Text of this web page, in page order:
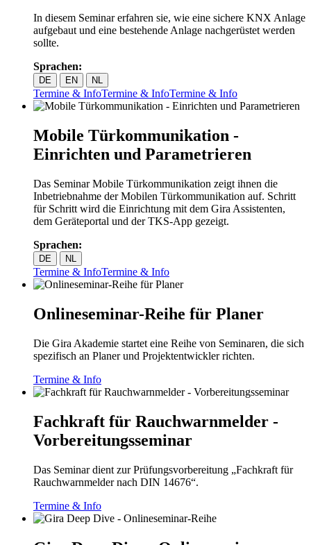
In diesem Seminar erfahren sie, wie eine sichere KNX Anlage
aufgebaut und eine bestehende Anlage nachgerüstet werden
sollte.
Sprachen:
DE EN NL
Termine & InfoTermine & InfoTermine & Info
Mobile Türkommunikation -
Einrichten und Parametrieren
Das Seminar Mobile Türkommunikation zeigt ihnen die
Inbetriebnahme der Mobilen Türkommunikation auf. Schritt
für Schritt wird die Einrichtung mit dem Gira Assistenten,
dem Geräteportal und der TKS-App gezeigt.
Sprachen:
DE NL
Termine & InfoTermine & Info
Onlineseminar-Reihe für Planer
Die Gira Akademie startet eine Reihe von Seminaren, die sich
spezifisch an Planer und Projektentwickler richten.
Termine & Info
Fachkraft für Rauchwarnmelder -
Vorbereitungsseminar
Das Seminar dient zur Prüfungsvorbereitung „Fachkraft für
Rauchwarnmelder nach DIN 14676“.
Termine & Info